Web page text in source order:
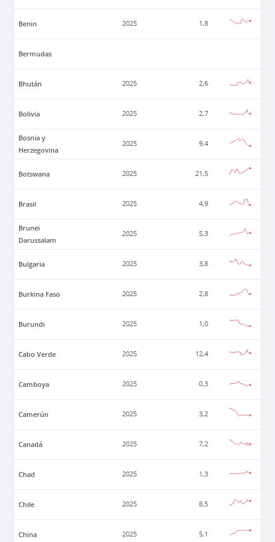
Benin 2025 1,8
Bermudas
Bhután 2025 2,6
Bolivia 2025 2,7
Bosnia y
Herzegovina
2025 9,4
Botswana 2025 21,5
Brasil 2025 4,9
Brunei
Darussalam
2025 5,3
Bulgaria 2025 3,8
Burkina Faso 2025 2,8
Burundi 2025 1,0
Cabo Verde 2025 12,4
Camboya 2025 0,3
Camerún 2025 3,2
Canadá 2025 7,2
Chad 2025 1,3
Chile 2025 8,5
China 2025 5,1